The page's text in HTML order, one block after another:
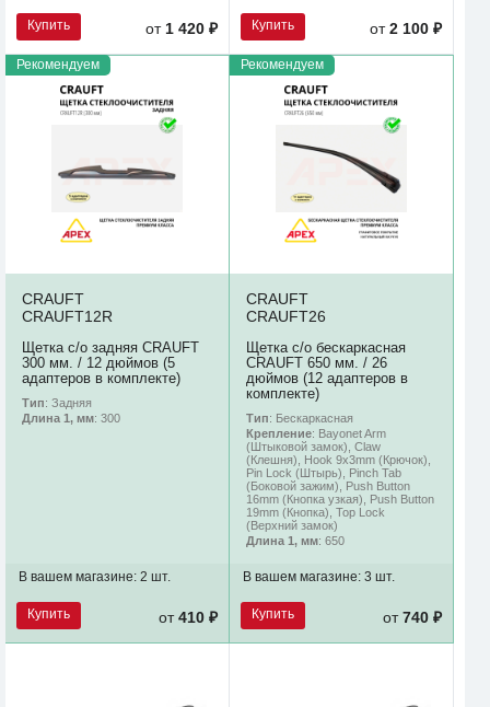
Купить от 1 420 ₽ Купить от2 100 ₽
Рекомендуем
CRAUFT
CRAUFT12R
Щетка с/о задняя CRAUFT
300 мм. / 12 дюймов (5
адаптеров в комплекте)
Тип: Задняя
Длина 1, мм: 300
В вашем магазине: 2 шт.
Купить от410 ₽
Рекомендуем
CRAUFT
CRAUFT26
Щетка с/о бескаркасная
CRAUFT 650 мм. / 26
дюймов (12 адаптеров в
комплекте)
Тип: Бескаркасная
Крепление: Bayonet Arm
(Штыковой замок), Claw
(Клешня), Hook 9x3mm (Крючок),
Pin Lock (Штырь), Pinch Tab
(Боковой зажим), Push Button
16mm (Кнопка узкая), Push Button
19mm (Кнопка), Top Lock
(Верхний замок)
Длина 1, мм: 650
В вашем магазине: 3 шт.
Купить от740 ₽